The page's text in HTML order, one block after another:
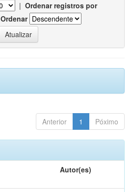
| Ordenar registros por
Ordenar
Anterior 1 Póximo
Autor(es)